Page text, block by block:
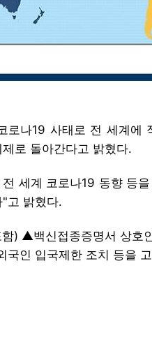
나19 사태로 전 세계에
로 돌아간다고 밝혔다.
세계 코로나19 동향 등
고 밝혔다.
) ▲백신접종증명서 상호
인 입국제한 조치 등을